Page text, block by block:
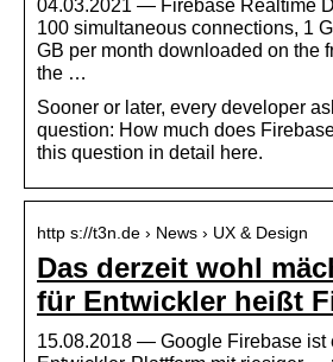
04.03.2021 — Firebase Realtime
100 simultaneous connections, 1
GB per month downloaded on the
the …
Sooner or later, every developer
question: How much does
this question in detail here.
http s://t3n.de › News › UX & Design
Das derzeit wohl
für Entwickler heißt
15.08.2018 — Google Firebase ist